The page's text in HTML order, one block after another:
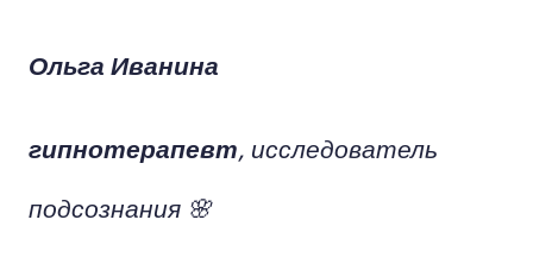
Ольга Иванина
гипнотерапевт, исследователь
подсознания 🌸